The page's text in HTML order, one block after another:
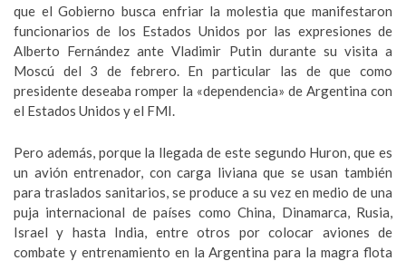
que el Gobierno busca enfriar la molestia que manifestaron
funcionarios de los Estados Unidos por las expresiones de
Alberto Fernández ante Vladimir Putin durante su visita a
Moscú del 3 de febrero. En particular las de que como
presidente deseaba romper la «dependencia» de Argentina con
el Estados Unidos y el FMI.
Pero además, porque la llegada de este segundo Huron, que es
un avión entrenador, con carga liviana que se usan también
para traslados sanitarios, se produce a su vez en medio de una
puja internacional de países como China, Dinamarca, Rusia,
Israel y hasta India, entre otros por colocar aviones de
combate y entrenamiento en la Argentina para la magra flota